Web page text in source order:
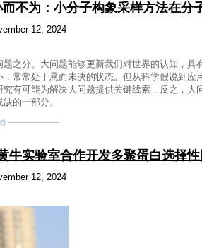
不为：小分子构象采样方法在分
12, 2024
之分。大问题能够更新我们对世界的认知，
常常处于悬而未决的状态。但从科学假说到
有可能为解决大问题提供关键线索，反之，
的一部分。
牛实验室合作开发多聚蛋白选择
12, 2024